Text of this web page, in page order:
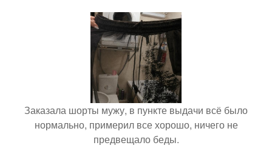
Заказала шорты мужу, в пункте выдачи всё было
нормально, примерил все хорошо, ничего не
предвещало беды.